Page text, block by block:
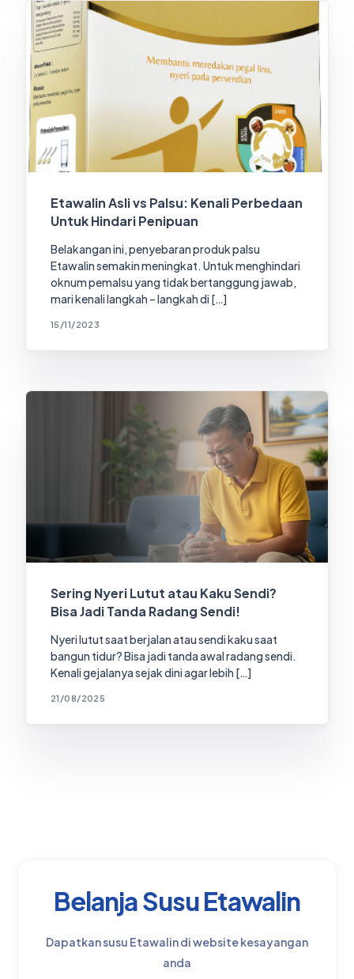
Etawalin Asli vs Palsu: Kenali Perbedaan
Untuk Hindari Penipuan
Belakangan ini, penyebaran produk palsu
Etawalin semakin meningkat. Untuk menghindari
oknum pemalsu yang tidak bertanggung jawab,
mari kenali langkah – langkah di […]
15/11/2023
Sering Nyeri Lutut atau Kaku Sendi?
Bisa Jadi Tanda Radang Sendi!
Nyeri lutut saat berjalan atau sendi kaku saat
bangun tidur? Bisa jadi tanda awal radang sendi.
Kenali gejalanya sejak dini agar lebih […]
21/08/2025
Belanja Susu Etawalin
Dapatkan susu Etawalin di website kesayangan
anda